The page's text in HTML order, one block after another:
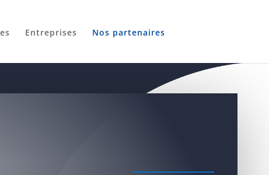
Entreprises Nos partenaires